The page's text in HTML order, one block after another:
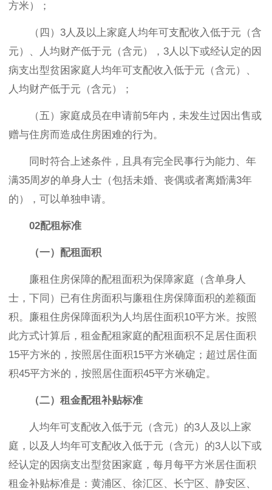
方米）；
（四）3人及以上家庭人均年可支配收入低于元（含
元）、人均财产低于元（含元），3人以下或经认定的因
病支出型贫困家庭人均年可支配收入低于元（含元）、
人均财产低于元（含元）；
（五）家庭成员在申请前5年内，未发生过因出售或
赠与住房而造成住房困难的行为。
同时符合上述条件，且具有完全民事行为能力、年
满35周岁的单身人士（包括未婚、丧偶或者离婚满3年
的），可以单独申请。
02配租标准
（一）配租面积
廉租住房保障的配租面积为保障家庭（含单身人
士，下同）已有住房面积与廉租住房保障面积的差额面
积。廉租住房保障面积为人均居住面积10平方米。按照
此方式计算后，租金配租家庭的配租面积不足居住面积
15平方米的，按照居住面积15平方米确定；超过居住面
积45平方米的，按照居住面积45平方米确定。
（二）租金配租补贴标准
人均年可支配收入低于元（含元）的3人及以上家
庭，以及人均年可支配收入低于元（含元）的3人以下或
经认定的因病支出型贫困家庭，每月每平方米居住面积
租金补贴标准是：黄浦区、徐汇区、长宁区、静安区、